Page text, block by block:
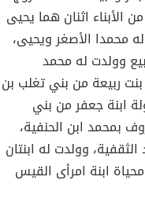
اثنان هما يحيى
محمدا الأصغر ويحيى،
وولدت له محمد
ربيعة من بني تغلب بن
ابنة جعفر من بني
بمحمد ابن الحنفية،
وولدت له ابنتان
ابنة امرأى القيس